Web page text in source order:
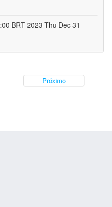
BRT 2023-Thu Dec 31
Próximo